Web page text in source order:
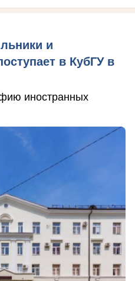
и
в КубГУ в
иностранных